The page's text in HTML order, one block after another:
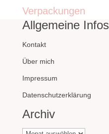
Verpackungen
Allgemeine Infos
Kontakt
Über mich
Impressum
Datenschutzerklärung
Archiv